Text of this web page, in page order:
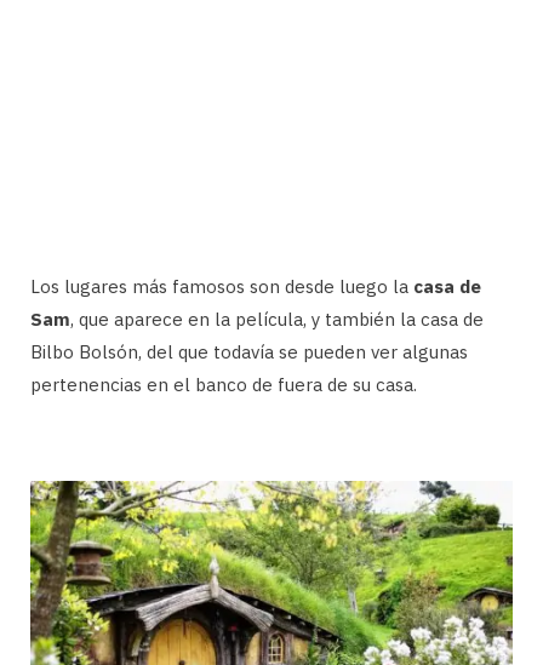
Los lugares más famosos son desde luego la casa de
Sam, que aparece en la película, y también la casa de
Bilbo Bolsón, del que todavía se pueden ver algunas
pertenencias en el banco de fuera de su casa.